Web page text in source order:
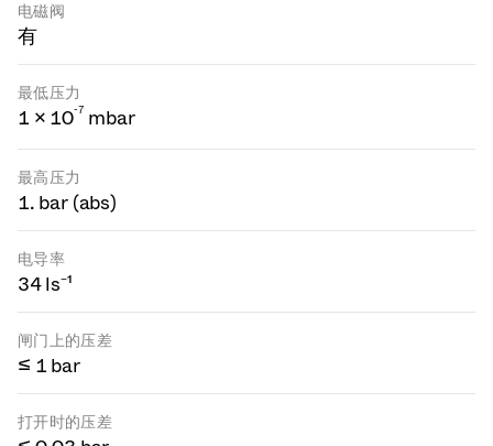
电磁阀
有
最低压力
1 × 10-7 mbar
最高压力
1. bar (abs)
电导率
34 ls⁻¹
闸门上的压差
≤ 1 bar
打开时的压差